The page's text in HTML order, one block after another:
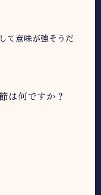
て意味が強そうだ
は何ですか？